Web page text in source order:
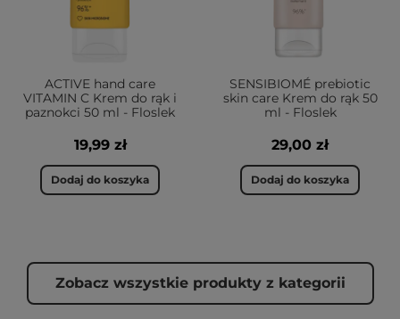
ACTIVE hand care
VITAMIN C Krem do rąk i
paznokci 50 ml - Floslek
19,99 zł
Dodaj do koszyka
SENSIBIOMÉ prebiotic
skin care Krem do rąk 50
ml - Floslek
29,00 zł
Dodaj do koszyka
Zobacz wszystkie produkty z kategorii